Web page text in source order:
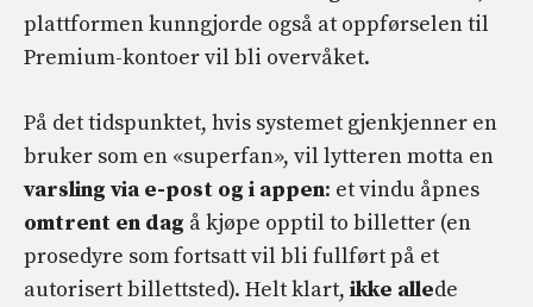
plattformen kunngjorde også at oppførselen til
Premium-kontoer vil bli overvåket.
På det tidspunktet, hvis systemet gjenkjenner en
bruker som en «superfan», vil lytteren motta en
varsling via e-post og i appen: et vindu åpnes
omtrent en dag å kjøpe opptil to billetter (en
prosedyre som fortsatt vil bli fullført på et
autorisert billettsted). Helt klart, ikke allede